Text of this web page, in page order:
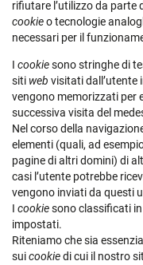
rifiutare l’utilizzo da parte
cookieo tecnologie
necessari per il
I cookiesono stringhe di
siti web visitati dall’utente
vengono memorizzati per
successiva visita del
Nel corso della
elementi (quali, ad
pagine di altri domini) di
casi l’utente potrebbe
vengono inviati da questi
I cookiesono classificati
impostati.
Riteniamo che sia
suicookiedi cui il nostro